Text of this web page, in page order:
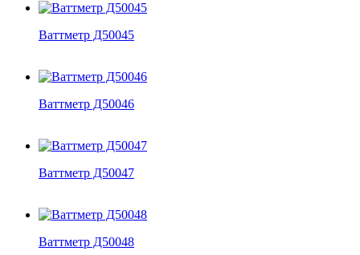
Ваттметр Д50045
Ваттметр Д50046
Ваттметр Д50047
Ваттметр Д50048